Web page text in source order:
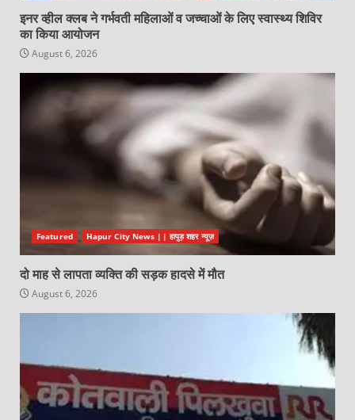
इनर व्हील क्लब ने गर्भवती महिलाओं व जच्चाओं के लिए स्वास्थ्य शिविर
का किया आयोजन
August 6, 2026
Featured Hapur City News || हापुड़ शहर न्यूज़
दो माह से लापता व्यक्ति की सड़क हादसे में मौत
August 6, 2026